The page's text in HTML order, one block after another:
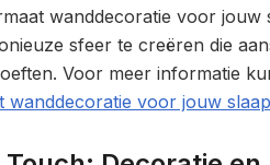
wanddecoratie voor jouw
sfeer te creëren die
Voor meer informatie
wanddecoratie voor jouw